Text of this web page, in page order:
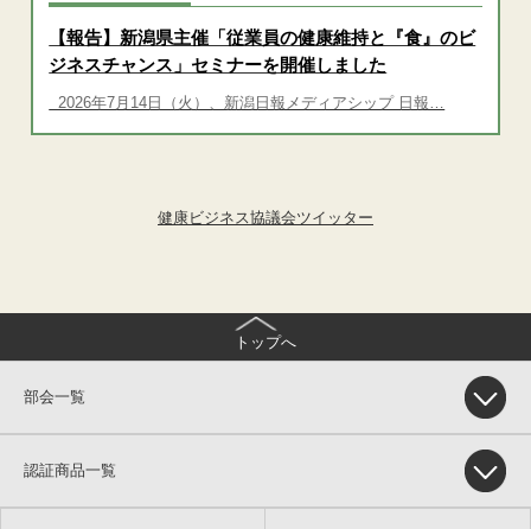
【報告】新潟県主催「従業員の健康維持と『食』のビ
ジネスチャンス」セミナーを開催しました
2026年7月14日（火）、新潟日報メディアシップ 日報…
健康ビジネス協議会ツイッター
トップへ
部会一覧
認証商品一覧